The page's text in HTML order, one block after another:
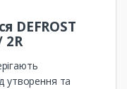
DEFROST
2R
утворення та